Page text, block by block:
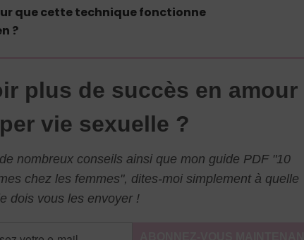
que cette technique fonctionne
?
plus de succès en amour
vie sexuelle ?
nombreux conseils ainsi que mon guide PDF "10
chez les femmes", dites-moi simplement à quelle
dois vous les envoyer !